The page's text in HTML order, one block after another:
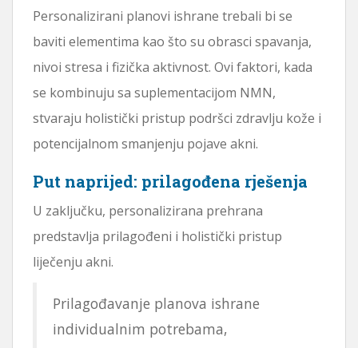
Personalizirani planovi ishrane trebali bi se
baviti elementima kao što su obrasci spavanja,
nivoi stresa i fizička aktivnost. Ovi faktori, kada
se kombinuju sa suplementacijom NMN,
stvaraju holistički pristup podršci zdravlju kože i
potencijalnom smanjenju pojave akni.
Put naprijed: prilagođena rješenja
U zaključku, personalizirana prehrana
predstavlja prilagođeni i holistički pristup
liječenju akni.
Prilagođavanje planova ishrane
individualnim potrebama,